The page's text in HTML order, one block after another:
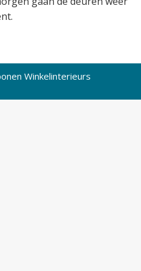
Winkelinterieurs